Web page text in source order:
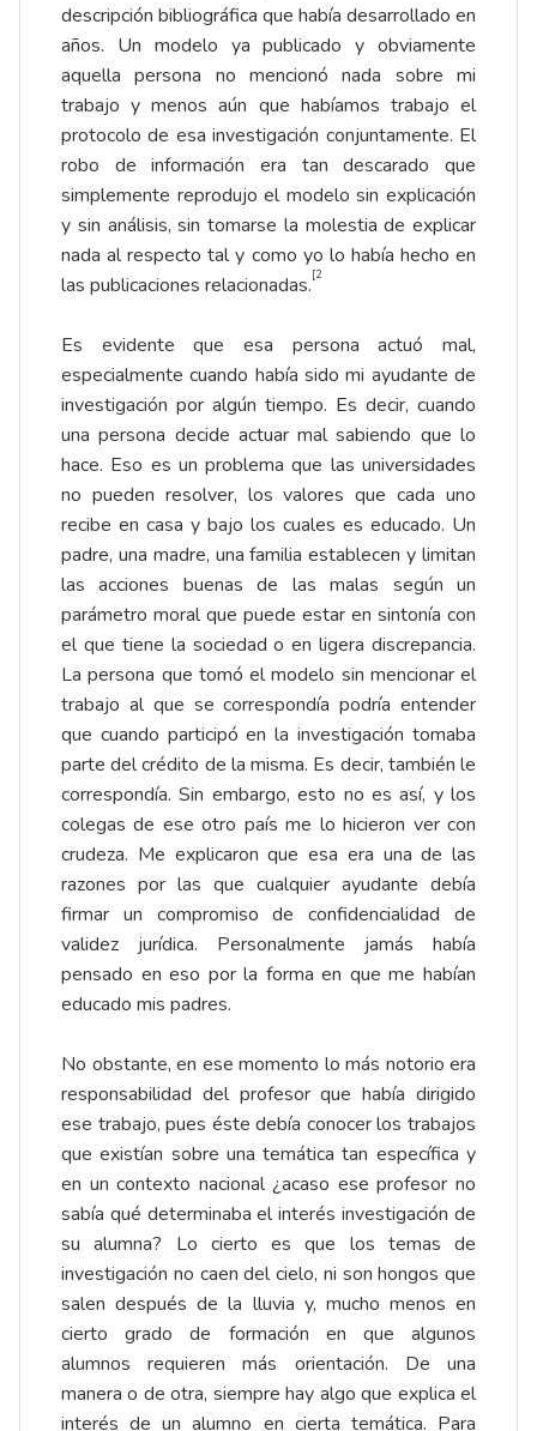
descripción bibliográfica que había desarrollado en
años. Un modelo ya publicado y obviamente
aquella persona no mencionó nada sobre mi
trabajo y menos aún que habíamos trabajo el
protocolo de esa investigación conjuntamente. El
robo de información era tan descarado que
simplemente reprodujo el modelo sin explicación
y sin análisis, sin tomarse la molestia de explicar
nada al respecto tal y como yo lo había hecho en
las publicaciones relacionadas. [2
Es evidente que esa persona actuó mal,
especialmente cuando había sido mi ayudante de
investigación por algún tiempo. Es decir, cuando
una persona decide actuar mal sabiendo que lo
hace. Eso es un problema que las universidades
no pueden resolver, los valores que cada uno
recibe en casa y bajo los cuales es educado. Un
padre, una madre, una familia establecen y limitan
las acciones buenas de las malas según un
parámetro moral que puede estar en sintonía con
el que tiene la sociedad o en ligera discrepancia.
La persona que tomó el modelo sin mencionar el
trabajo al que se correspondía podría entender
que cuando participó en la investigación tomaba
parte del crédito de la misma. Es decir, también le
correspondía. Sin embargo, esto no es así, y los
colegas de ese otro país me lo hicieron ver con
crudeza. Me explicaron que esa era una de las
razones por las que cualquier ayudante debía
firmar un compromiso de confidencialidad de
validez jurídica. Personalmente jamás había
pensado en eso por la forma en que me habían
educado mis padres.
No obstante, en ese momento lo más notorio era
responsabilidad del profesor que había dirigido
ese trabajo, pues éste debía conocer los trabajos
que existían sobre una temática tan específica y
en un contexto nacional ¿acaso ese profesor no
sabía qué determinaba el interés investigación de
su alumna? Lo cierto es que los temas de
investigación no caen del cielo, ni son hongos que
salen después de la lluvia y, mucho menos en
cierto grado de formación en que algunos
alumnos requieren más orientación. De una
manera o de otra, siempre hay algo que explica el
interés de un alumno en cierta temática. Para